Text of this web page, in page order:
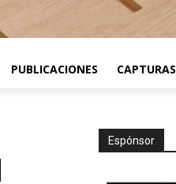
PUBLICACIONES CAPTURAS
Espónsor